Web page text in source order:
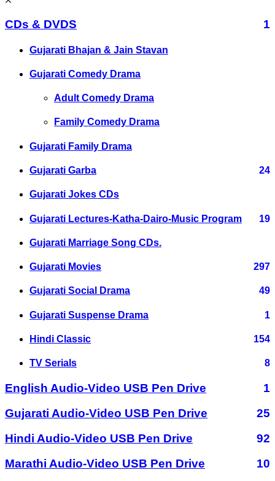
CDs & DVDS 1
Gujarati Bhajan & Jain Stavan
Gujarati Comedy Drama
Adult Comedy Drama
Family Comedy Drama
Gujarati Family Drama
Gujarati Garba 24
Gujarati Jokes CDs
Gujarati Lectures-Katha-Dairo-Music Program 19
Gujarati Marriage Song CDs.
Gujarati Movies 297
Gujarati Social Drama 49
Gujarati Suspense Drama 1
Hindi Classic 154
TV Serials 8
English Audio-Video USB Pen Drive
1
Gujarati Audio-Video USB Pen Drive
25
Hindi Audio-Video USB Pen Drive
92
Marathi Audio-Video USB Pen Drive
10